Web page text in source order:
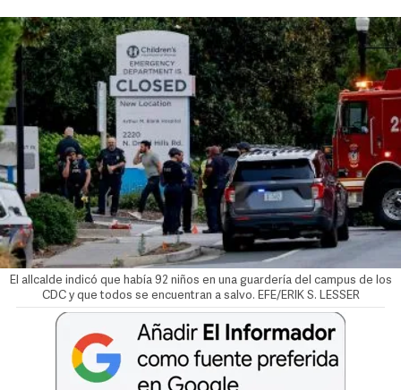
El allcalde indicó que había 92 niños en una guardería del campus de los
CDC y que todos se encuentran a salvo. EFE/ERIK S. LESSER